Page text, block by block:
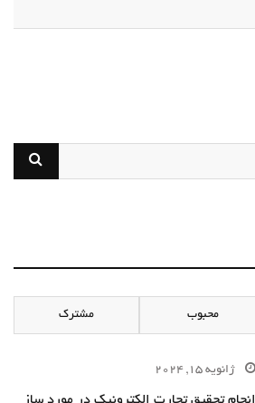
محبوب مشترک
ژانویه 15, 2024